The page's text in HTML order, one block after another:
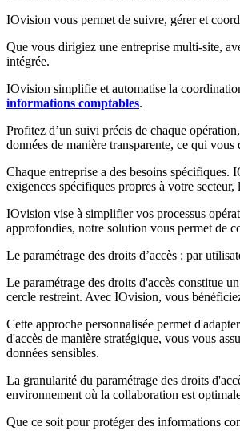
IOvision vous permet de suivre, gérer et
Que vous dirigiez une entreprise multi-site,
intégrée.
IOvision simplifie et automatise la
informations comptables.
Profitez d’un suivi précis de chaque
données de manière transparente, ce qui
Chaque entreprise a des besoins spécifiques.
exigences spécifiques propres à votre secteur,
IOvision vise à simplifier vos processus
approfondies, notre solution vous permet de
Le paramétrage des droits d’accès : par
Le paramétrage des droits d'accès constitue
cercle restreint. Avec IOvision, vous
Cette approche personnalisée permet
d'accès de manière stratégique, vous vous
données sensibles.
La granularité du paramétrage des droits
environnement où la collaboration est
Que ce soit pour protéger des informations